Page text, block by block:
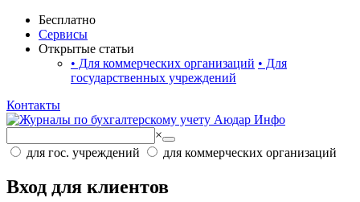
Бесплатно
Сервисы
Открытые статьи
• Для коммерческих организаций • Для
государственных учреждений
Контакты
×
для гос. учреждений
для коммерческих организаций
Вход для клиентов